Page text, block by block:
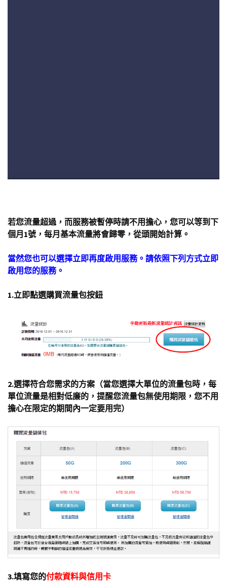
若您流量超過，而服務被暫停時請不用擔心，您可以等到下
個月1號，每月基本流量將會歸零，從頭開始計算。
當然您也可以選擇立即再度啟用服務。請依照下列方式立即
啟用您的服務。
1.立即點選購買流量包按鈕
2.選擇符合您需求的方案（當您選擇大單位的流量包時，每
單位流量是相對低廉的，提醒您流量包無使用期限，您不用
擔心在限定的期間內一定要用完）
3.填寫您的付款資料與信用卡